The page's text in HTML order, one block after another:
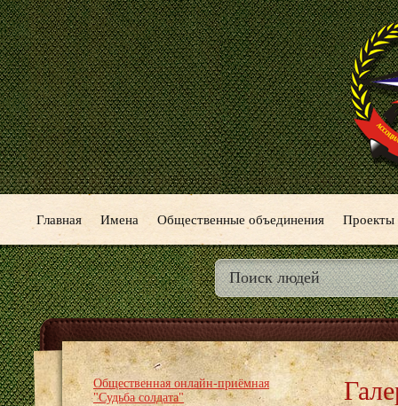
Главная Имена Общественные объединения Проекты
Общественная онлайн-приёмная
"Судьба солдата"